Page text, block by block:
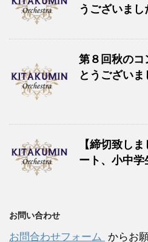
仰ぐなど、活動の幅を広げて
うございまし
第８回秋のコ
とうございま
【締切致し
ート、小中
お問い合わせ
お問合わせフォーム からお